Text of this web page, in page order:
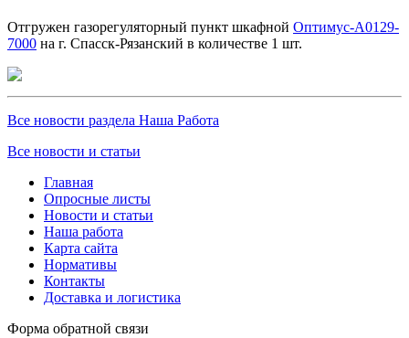
Отгружен газорегуляторный пункт шкафной Оптимус-А0129-
7000 на г. Спасск-Рязанский в количестве 1 шт.
Все новости раздела Наша Работа
Все новости и статьи
Главная
Опросные листы
Новости и статьи
Наша работа
Карта сайта
Нормативы
Контакты
Доставка и логистика
Форма обратной связи